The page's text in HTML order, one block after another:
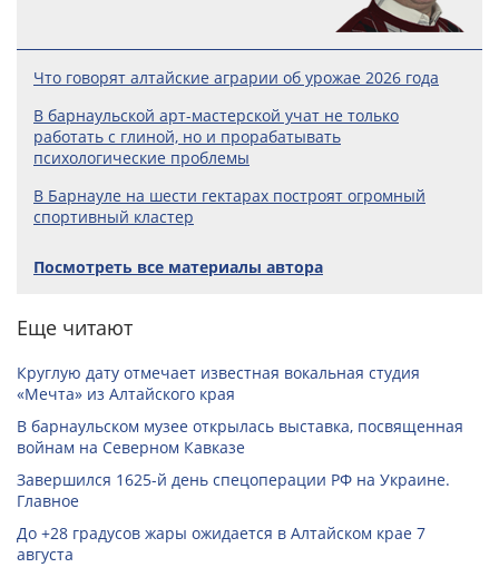
Что говорят алтайские аграрии об урожае 2026 года
В барнаульской арт-мастерской учат не только
работать с глиной, но и прорабатывать
психологические проблемы
В Барнауле на шести гектарах построят огромный
спортивный кластер
Посмотреть все материалы автора
Еще читают
Круглую дату отмечает известная вокальная студия
«Мечта» из Алтайского края
В барнаульском музее открылась выставка, посвященная
войнам на Северном Кавказе
Завершился 1625-й день спецоперации РФ на Украине.
Главное
До +28 градусов жары ожидается в Алтайском крае 7
августа